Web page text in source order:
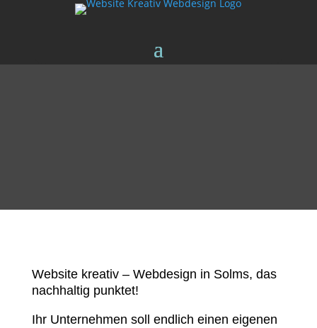
Website kreativ – Webdesign in Solms, das
nachhaltig punktet!
Ihr Unternehmen soll endlich einen eigenen